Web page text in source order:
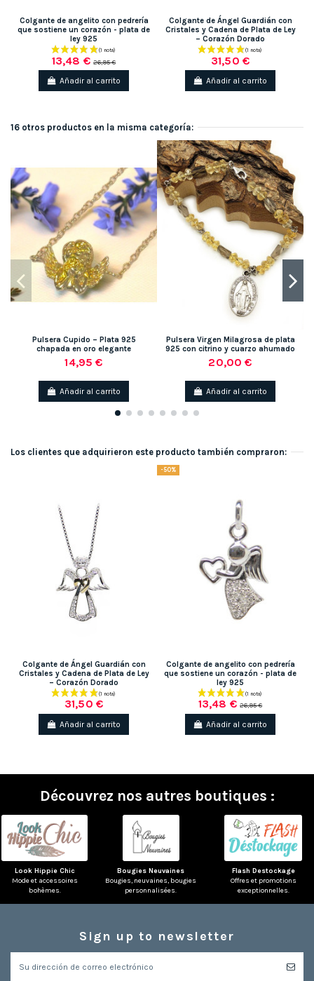
Colgante de angelito con pedrería
que sostiene un corazón - plata de
ley 925
(1 nota)
13,48 €26,95 €
Añadir al carrito
Colgante de Ángel Guardián con
Cristales y Cadena de Plata de Ley
– Corazón Dorado
31,50 €
Añadir al carrito
16 otros productos en la misma categoría:
Pulsera Cupido – Plata 925
chapada en oro elegante
14,95 €
Añadir al carrito
Pulsera Virgen Milagrosa de plata
925 con citrino y cuarzo ahumado
20,00 €
Añadir al carrito
Los clientes que adquirieron este producto también compraron:
Colgante de Ángel Guardián con
Cristales y Cadena de Plata de Ley
– Corazón Dorado
31,50 €
Añadir al carrito
-50%
Colgante de angelito con pedrería
que sostiene un corazón - plata de
ley 925
13,48 €26,95 €
Añadir al carrito
Découvrez nos autres boutiques :
Look Hippie Chic
Mode et accessoires
bohèmes.
Bougies Neuvaines
Bougies, neuvaines, bougies
personnalisées.
Flash Destockage
Offres et promotions
exceptionnelles.
Sign up to newsletter